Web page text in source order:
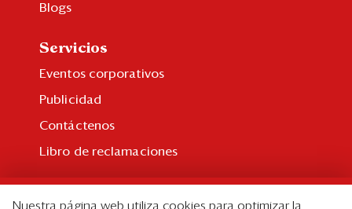
Blogs
Servicios
Eventos corporativos
Publicidad
Contáctenos
Libro de reclamaciones
Nuestra página web utiliza cookies para optimizar la